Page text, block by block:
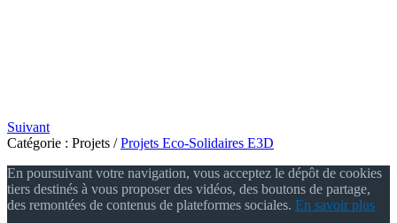
Suivant
Catégorie : Projets /Projets Eco-Solidaires E3D
En poursuivant votre navigation, vous acceptez le dépôt de cookies
tiers destinés à vous proposer des vidéos, des boutons de partage,
des remontées de contenus de plateformes sociales. En savoir plus